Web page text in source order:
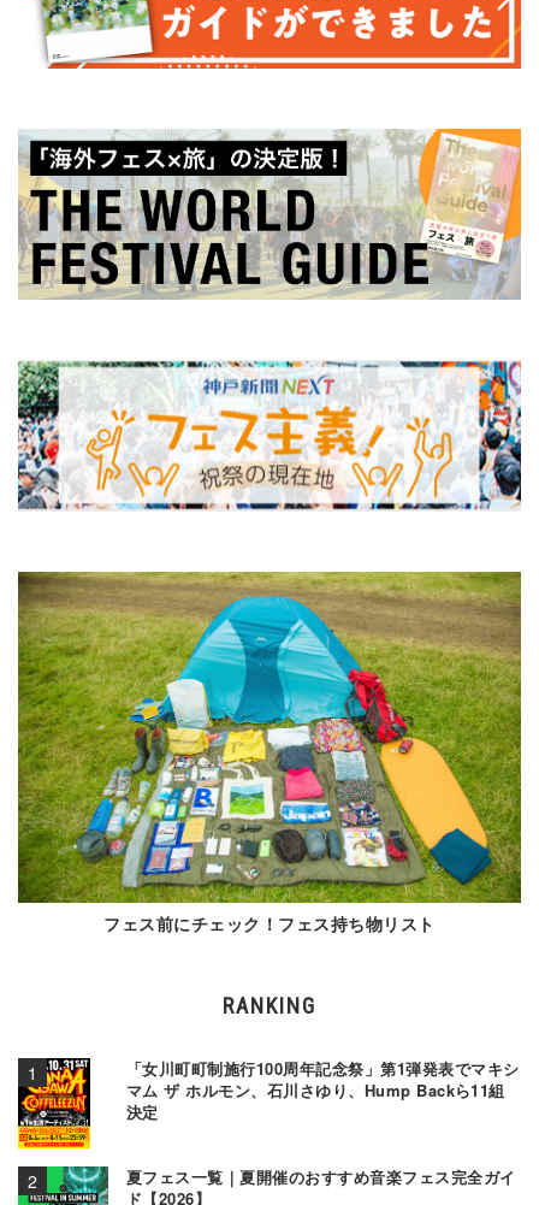
フェス前にチェック！フェス持ち物リスト
RANKING
「女川町町制施行100周年記念祭」第1弾発表でマキシ
マム ザ ホルモン、石川さゆり、Hump Backら11組
決定
夏フェス一覧｜夏開催のおすすめ音楽フェス完全ガイ
ド【2026】